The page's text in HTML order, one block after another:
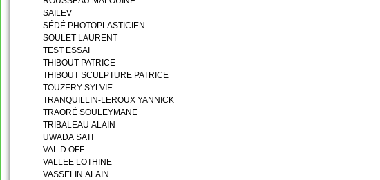
SAILEV
SÉDÉ PHOTOPLASTICIEN
SOULET LAURENT
TEST ESSAI
THIBOUT PATRICE
THIBOUT SCULPTURE PATRICE
TOUZERY SYLVIE
TRANQUILLIN-LEROUX YANNICK
TRAORÉ SOULEYMANE
TRIBALEAU ALAIN
UWADA SATI
VAL D OFF
VALLEE LOTHINE
VASSELIN ALAIN